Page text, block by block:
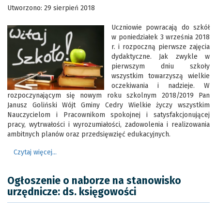
Utworzono: 29 sierpień 2018
Uczniowie powracają do szkół
w poniedziałek 3 września 2018
r. i rozpoczną pierwsze zajęcia
dydaktyczne. Jak zwykle w
pierwszym dniu szkoły
wszystkim towarzyszą wielkie
oczekiwania i nadzieje. W
rozpoczynającym się nowym roku szkolnym 2018/2019 Pan
Janusz Goliński Wójt Gminy Cedry Wielkie życzy wszystkim
Nauczycielom i Pracownikom spokojnej i satysfakcjonującej
pracy, wytrwałości i wyrozumiałości, zadowolenia i realizowania
ambitnych planów oraz przedsięwzięć edukacyjnych.
Czytaj więcej...
Ogłoszenie o naborze na stanowisko
urzędnicze: ds. księgowości